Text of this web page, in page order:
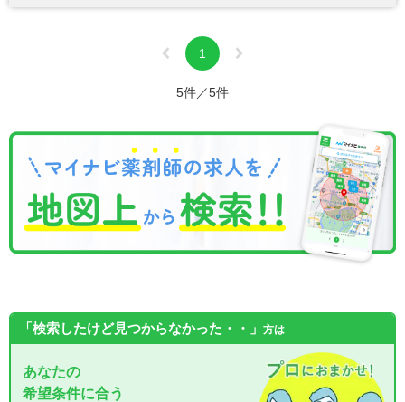
1
5件／5件
「検索したけど見つからなかった・・」 方は
あなたの
希望条件に合う